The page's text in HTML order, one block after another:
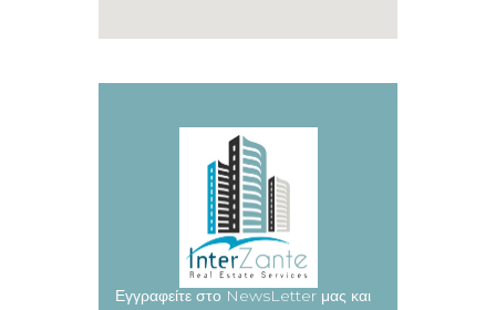
Εγγραφείτε στο NewsLetter μας και